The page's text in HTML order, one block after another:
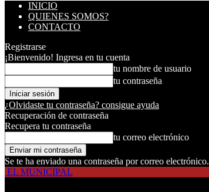
INICIO
QUIENES SOMOS?
CONTACTO
Registrarse
¡Bienvenido! Ingresa en tu cuenta
tu nombre de usuario
tu contraseña
¿Olvidaste tu contraseña? consigue ayuda
Recuperación de contraseña
Recupera tu contraseña
tu correo electrónico
Se te ha enviado una contraseña por correo electrónico.
EL MUNICIPAL